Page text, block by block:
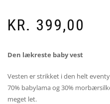
KR. 399,00
Den lækreste baby vest
Vesten er strikket i den helt
70% babylama og 30%
meget let.